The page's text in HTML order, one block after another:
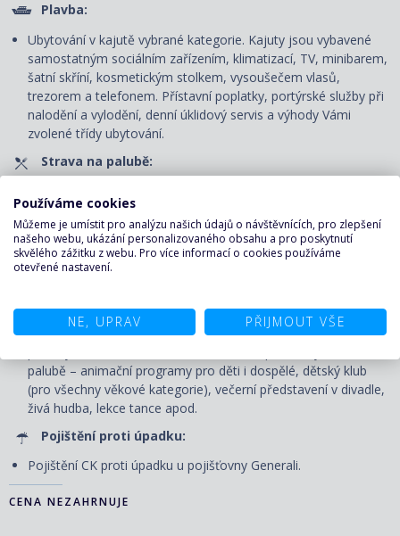
Plavba:
Ubytování v kajutě vybrané kategorie. Kajuty jsou vybavené
samostatným sociálním zařízením, klimatizací, TV, minibarem,
šatní skříní, kosmetickým stolkem, vysoušečem vlasů,
trezorem a telefonem. Přístavní poplatky, portýrské služby při
nalodění a vylodění, denní úklidový servis a výhody Vámi
zvolené třídy ubytování.
Strava na palubě:
bufetové restauraci.
Nápoje pouze v bufetové restauraci: voda, káva, čaj u snídaně
a u svačiny v odpoledních hodinách, u oběda a večeře voda.
Volné využití veřejných prostor - bazénu, vířivek, fitness centra
a jiných sportovně-rekreačních zařízení, bezplatné zapůjčení
palubě – animační programy pro děti i dospělé, dětský klub
(pro všechny věkové kategorie), večerní představení v divadle,
živá hudba, lekce tance apod.
Pojištění proti úpadku:
Pojištění CK proti úpadku u pojišťovny Generali.
CENA NEZAHRNUJE
Používáme cookies
Můžeme je umístit pro analýzu našich údajů o návštěvnících, pro zlepšení
našeho webu, ukázání personalizovaného obsahu a pro poskytnutí
skvělého zážitku z webu. Pro více informací o cookies používáme
otevřené nastavení.
NE, UPRAV PŘIJMOUT VŠE